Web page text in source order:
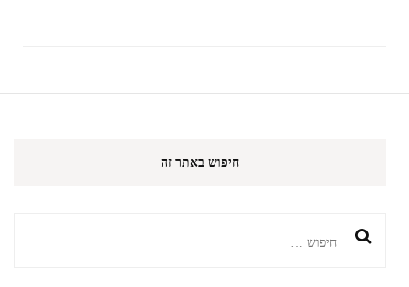
חיפוש באתר זה
חיפוש: